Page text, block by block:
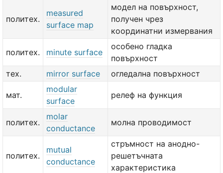
политех.
measured
surface map
модел на повърхност,
получен чрез
координатни измервания
политех. minute surface
особено гладка
повърхност
тех.
mirror surface огледална повърхност
мат.
modular
surface
релеф на функция
политех.
molar
conductance
молна проводимост
политех.
mutual
conductance
стръмност на анодно-
решетъчната
характеристика